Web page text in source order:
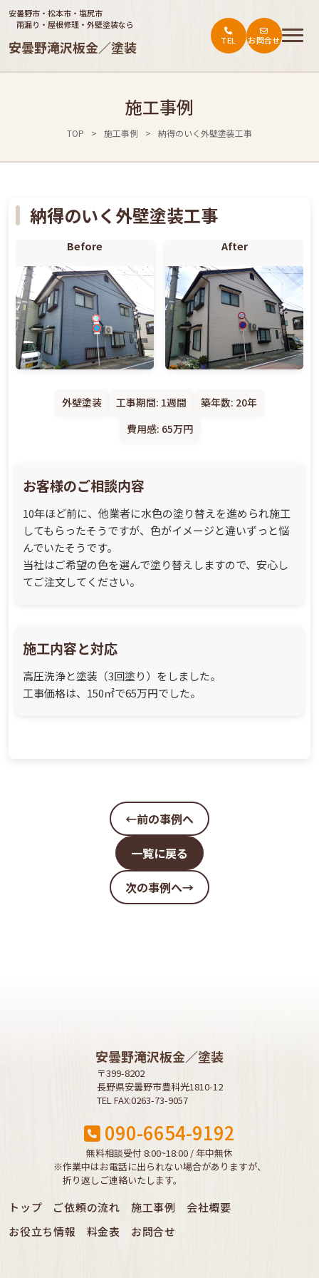
安曇野市・松本市・塩尻市
雨漏り・屋根修理・外壁塗装なら
安曇野滝沢板金／塗装
お役立ち情報・お客様の声
TEL お問合せ
施工事例
TOP > 施工事例 > 納得のいく外壁塗装工事
納得のいく外壁塗装工事
Before After
外壁塗装 工事期間: 1週間
築年数: 20年
費用感: 65万円
お客様のご相談内容
10年ほど前に、他業者に水色の塗り替えを進められ施工
してもらったそうですが、色がイメージと違いずっと悩
んでいたそうです。
当社はご希望の色を選んで塗り替えしますので、安心し
てご注文してください。
施工内容と対応
高圧洗浄と塗装（3回塗り）をしました。
工事価格は、150㎡で65万円でした。
←前の事例へ
次の事例へ→
一覧に戻る
安曇野滝沢板金／塗装
〒399-8202
長野県安曇野市豊科光1810-12
TEL FAX:0263-73-9057
090-6654-9192
無料相談受付 8:00~18:00 / 年中無休
※作業中はお電話に出られない場合がありますが、
折り返しご連絡いたします。
トップ ご依頼の流れ 施工事例
会社概要
お役立ち情報
料金表 お問合せ